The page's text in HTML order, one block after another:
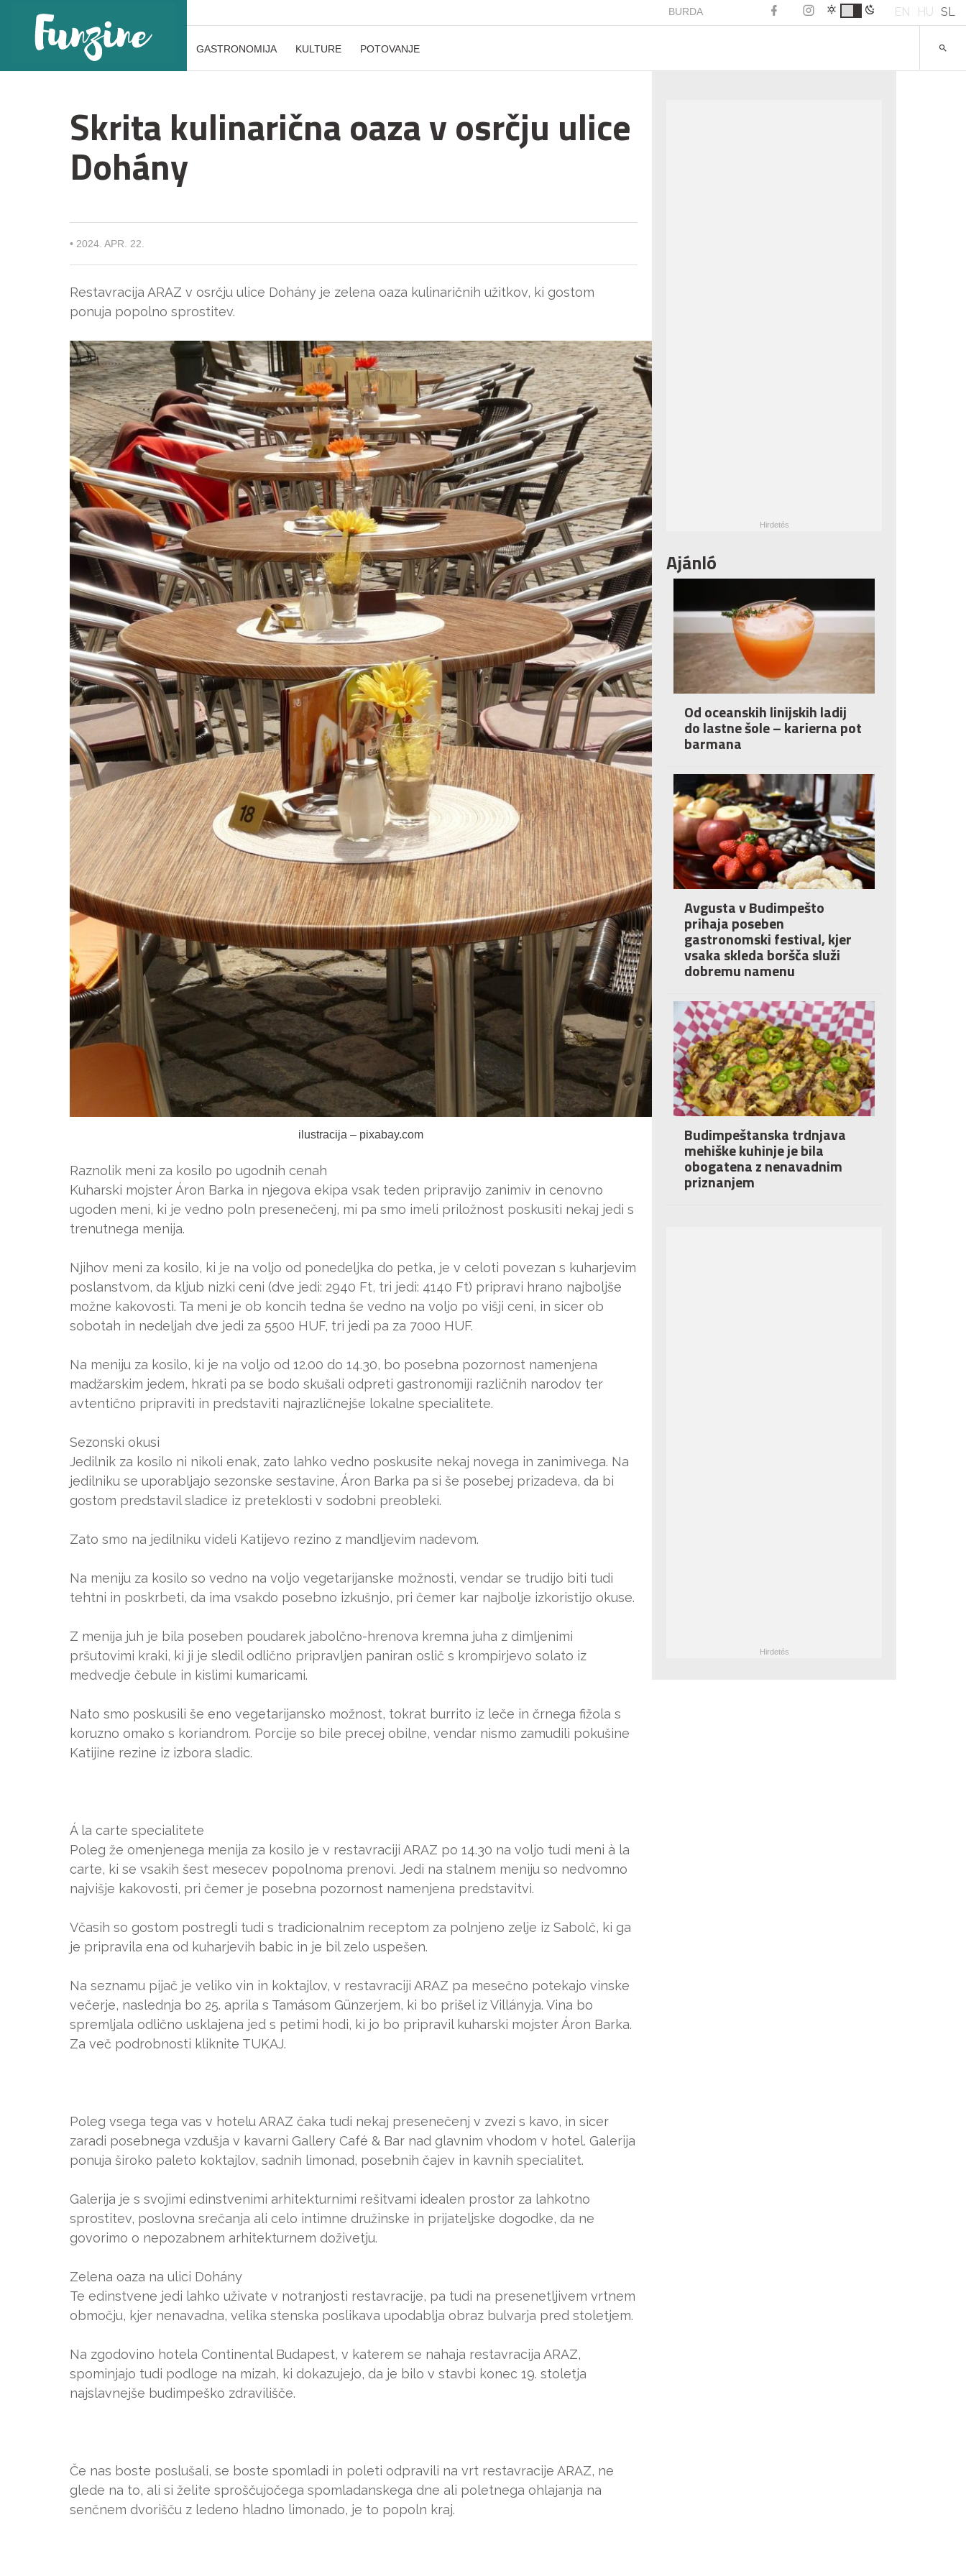
BURDA EN HU SL
GASTRONOMIJA KULTURE POTOVANJE
Skrita kulinarična oaza v osrčju ulice
Dohány
• 2024. APR. 22.
Restavracija ARAZ v osrčju ulice Dohány je zelena oaza kulinaričnih užitkov, ki gostom
ponuja popolno sprostitev.
ilustracija – pixabay.com
Raznolik meni za kosilo po ugodnih cenah
Kuharski mojster Áron Barka in njegova ekipa vsak teden pripravijo zanimiv in cenovno
ugoden meni, ki je vedno poln presenečenj, mi pa smo imeli priložnost poskusiti nekaj jedi s
trenutnega menija.
Njihov meni za kosilo, ki je na voljo od ponedeljka do petka, je v celoti povezan s kuharjevim
poslanstvom, da kljub nizki ceni (dve jedi: 2940 Ft, tri jedi: 4140 Ft) pripravi hrano najboljše
možne kakovosti. Ta meni je ob koncih tedna še vedno na voljo po višji ceni, in sicer ob
sobotah in nedeljah dve jedi za 5500 HUF, tri jedi pa za 7000 HUF.
Na meniju za kosilo, ki je na voljo od 12.00 do 14.30, bo posebna pozornost namenjena
madžarskim jedem, hkrati pa se bodo skušali odpreti gastronomiji različnih narodov ter
avtentično pripraviti in predstaviti najrazličnejše lokalne specialitete.
Sezonski okusi
Jedilnik za kosilo ni nikoli enak, zato lahko vedno poskusite nekaj novega in zanimivega. Na
jedilniku se uporabljajo sezonske sestavine, Áron Barka pa si še posebej prizadeva, da bi
gostom predstavil sladice iz preteklosti v sodobni preobleki.
Zato smo na jedilniku videli Katijevo rezino z mandljevim nadevom.
Na meniju za kosilo so vedno na voljo vegetarijanske možnosti, vendar se trudijo biti tudi
tehtni in poskrbeti, da ima vsakdo posebno izkušnjo, pri čemer kar najbolje izkoristijo okuse.
Z menija juh je bila poseben poudarek jabolčno-hrenova kremna juha z dimljenimi
pršutovimi kraki, ki ji je sledil odlično pripravljen paniran oslič s krompirjevo solato iz
medvedje čebule in kislimi kumaricami.
Nato smo poskusili še eno vegetarijansko možnost, tokrat burrito iz leče in črnega fižola s
koruzno omako s koriandrom. Porcije so bile precej obilne, vendar nismo zamudili pokušine
Katijine rezine iz izbora sladic.
Á la carte specialitete
Poleg že omenjenega menija za kosilo je v restavraciji ARAZ po 14.30 na voljo tudi meni à la
carte, ki se vsakih šest mesecev popolnoma prenovi. Jedi na stalnem meniju so nedvomno
najvišje kakovosti, pri čemer je posebna pozornost namenjena predstavitvi.
Včasih so gostom postregli tudi s tradicionalnim receptom za polnjeno zelje iz Sabolč, ki ga
je pripravila ena od kuharjevih babic in je bil zelo uspešen.
Na seznamu pijač je veliko vin in koktajlov, v restavraciji ARAZ pa mesečno potekajo vinske
večerje, naslednja bo 25. aprila s Tamásom Günzerjem, ki bo prišel iz Villányja. Vina bo
spremljala odlično usklajena jed s petimi hodi, ki jo bo pripravil kuharski mojster Áron Barka.
Za več podrobnosti kliknite TUKAJ.
Poleg vsega tega vas v hotelu ARAZ čaka tudi nekaj presenečenj v zvezi s kavo, in sicer
zaradi posebnega vzdušja v kavarni Gallery Café & Bar nad glavnim vhodom v hotel. Galerija
ponuja široko paleto koktajlov, sadnih limonad, posebnih čajev in kavnih specialitet.
Galerija je s svojimi edinstvenimi arhitekturnimi rešitvami idealen prostor za lahkotno
sprostitev, poslovna srečanja ali celo intimne družinske in prijateljske dogodke, da ne
govorimo o nepozabnem arhitekturnem doživetju.
Zelena oaza na ulici Dohány
Te edinstvene jedi lahko uživate v notranjosti restavracije, pa tudi na presenetljivem vrtnem
območju, kjer nenavadna, velika stenska poslikava upodablja obraz bulvarja pred stoletjem.
Na zgodovino hotela Continental Budapest, v katerem se nahaja restavracija ARAZ,
spominjajo tudi podloge na mizah, ki dokazujejo, da je bilo v stavbi konec 19. stoletja
najslavnejše budimpeško zdravilišče.
Če nas boste poslušali, se boste spomladi in poleti odpravili na vrt restavracije ARAZ, ne
glede na to, ali si želite sproščujočega spomladanskega dne ali poletnega ohlajanja na
senčnem dvorišču z ledeno hladno limonado, je to popoln kraj.
Ajánló
Od oceanskih linijskih ladij
do lastne šole – karierna pot
barmana
Avgusta v Budimpešto
prihaja poseben
gastronomski festival, kjer
vsaka skleda boršča služi
dobremu namenu
Budimpeštanska trdnjava
mehiške kuhinje je bila
obogatena z nenavadnim
priznanjem